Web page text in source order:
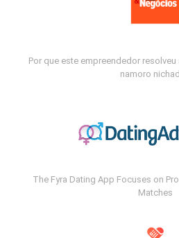
Por que este empreendedor
namoro
The Fyra Dating App Focuses on
Matches